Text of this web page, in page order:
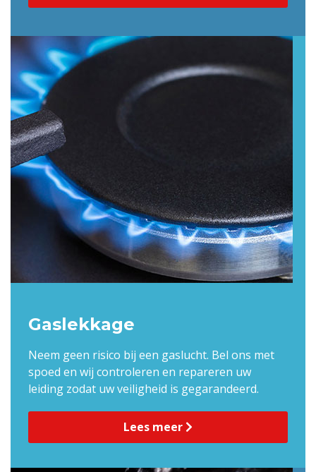
Gaslekkage
Neem geen risico bij een gaslucht. Bel ons met
spoed en wij controleren en repareren uw
leiding zodat uw veiligheid is gegarandeerd.
Lees meer